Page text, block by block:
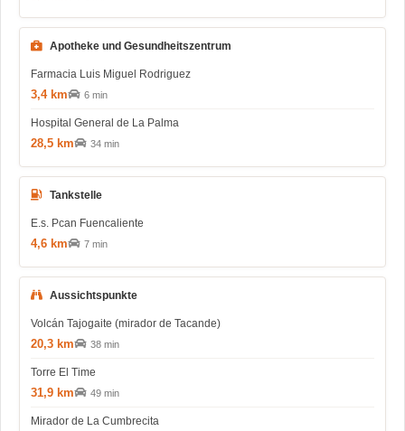
Apotheke und Gesundheitszentrum
Farmacia Luis Miguel Rodriguez
3,4 km 6 min
Hospital General de La Palma
28,5 km 34 min
Tankstelle
E.s. Pcan Fuencaliente
4,6 km 7 min
Aussichtspunkte
Volcán Tajogaite (mirador de Tacande)
20,3 km 38 min
Torre El Time
31,9 km 49 min
Mirador de La Cumbrecita